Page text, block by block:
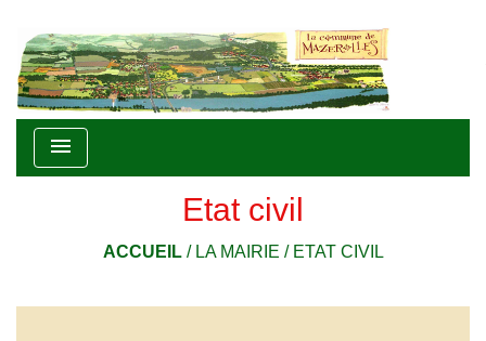
menu
Etat civil
ACCUEIL/ LA MAIRIE / ETAT CIVIL